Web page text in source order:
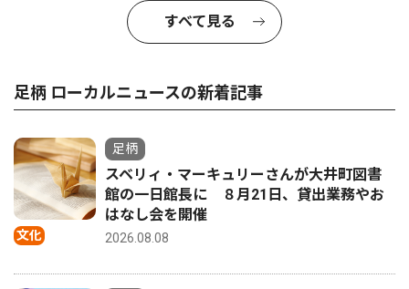
すべて見る
足柄 ローカルニュースの新着記事
文化
足柄
スベリィ・マーキュリーさんが大井町図書
館の一日館長に ８月21日、貸出業務やお
はなし会を開催
2026.08.08